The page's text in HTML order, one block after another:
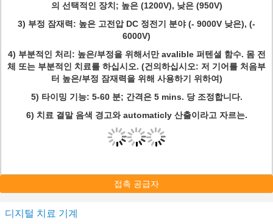
의 선택적인 장치; 높은 (1200V), 낮은 (950V)
3) 부정 잠재력: 높은 고전압 DC 정전기 분야 (- 9000V 낮은), (-
6000V)
4) 부분적인 처리: 높은/부정을 위해서만 avalible 퍼텐셜 함수. 몸 전
체 또는 부분적인 치료를 하십시오. (건의하십시오: 저 기어를 처음부
터 높은/부정 잠재력을 위해 사용하기 위하여)
5) 타이밍 기능: 5-60 분; 간격은 5 mins. 당 조정합니다.
6) 치료 결말 음색 경고와 automaticly 산출이라고 자르는.
접촉 공급자
디지털 치료 기계